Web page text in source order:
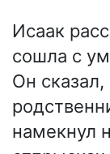
Исаак
сошла с
Он сказал,
намекнул